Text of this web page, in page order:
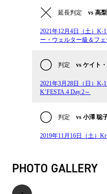
延長判定 vs 高
2021年12月4日（土）K-
ー・ウェルター級＆フ
判定 vs ケイト
2021年3月28日（日）K-
K’FESTA.4 Day.2～
判定 vs 小澤 聡
2019年11月16日（土）
PHOTO GALLERY